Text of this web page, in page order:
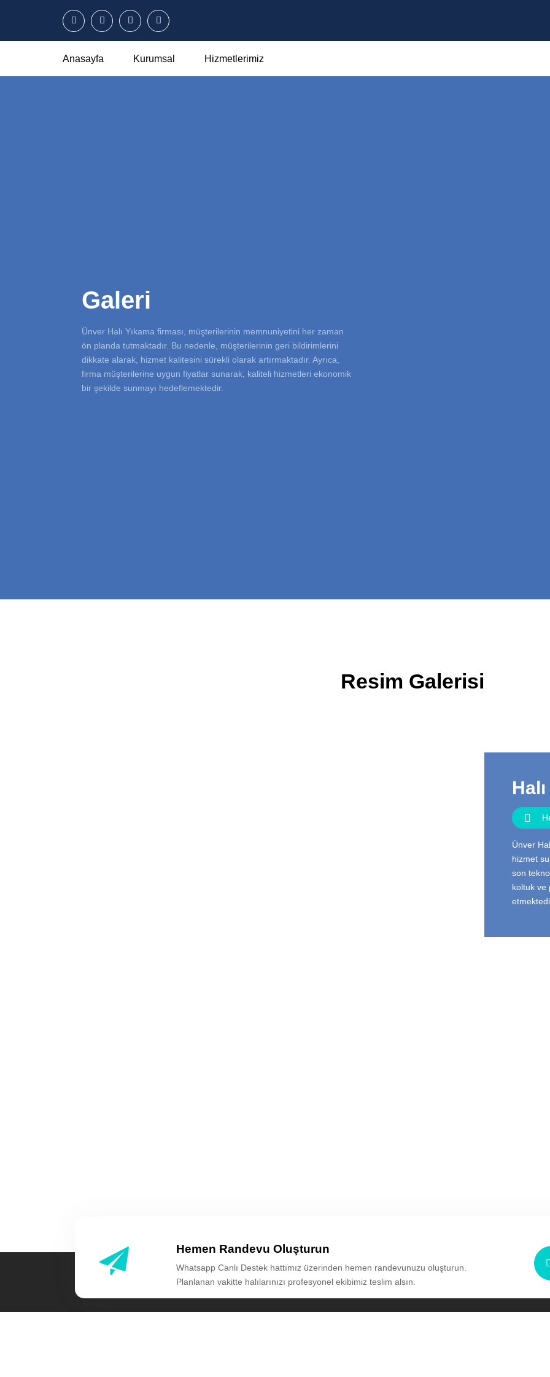
Anasayfa Kurumsal Hizmetlerimiz
Galeri
Ünver Halı Yıkama firması, müşterilerinin memnuniyetini her zaman
ön planda tutmaktadır. Bu nedenle, müşterilerinin geri bildirimlerini
dikkate alarak, hizmet kalitesini sürekli olarak artırmaktadır. Ayrıca,
firma müşterilerine uygun fiyatlar sunarak, kaliteli hizmetleri ekonomik
bir şekilde sunmayı hedeflemektedir.
Resim Galerisi
Ünver
hizmet
son
koltuk ve
Hemen Randevu Oluşturun
Whatsapp Canlı Destek hattımız üzerinden hemen randevunuzu oluşturun.
Planlanan vakitte halılarınızı profesyonel ekibimiz teslim alsın.